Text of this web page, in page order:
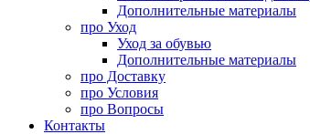
Дополнительные материалы
про Уход
Уход за обувью
Дополнительные материалы
про Доставку
про Условия
про Вопросы
Контакты